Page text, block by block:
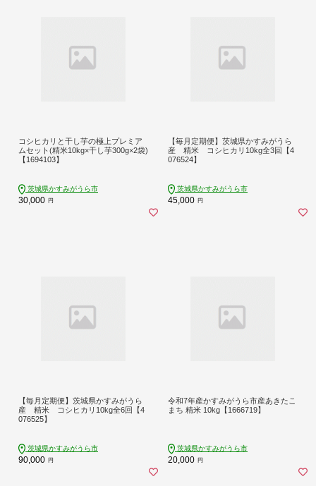
コシヒカリと干し芋の極上プレミア
ムセット(精米10kg×干し芋300g×2袋)
【1694103】
茨城県かすみがうら市
30,000 円
【毎月定期便】茨城県かすみがうら
産 精米 コシヒカリ10kg全3回【4
076524】
茨城県かすみがうら市
45,000 円
【毎月定期便】茨城県かすみがうら
産 精米 コシヒカリ10kg全6回【4
076525】
茨城県かすみがうら市
90,000 円
令和7年産かすみがうら市産あきたこ
まち 精米 10kg【1666719】
茨城県かすみがうら市
20,000 円